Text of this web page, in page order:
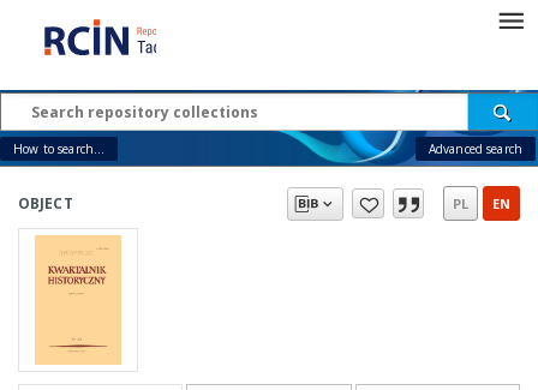
How to search... Advanced search
OBJECT PL EN